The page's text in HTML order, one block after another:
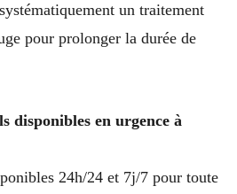
un traitement
pour prolonger la durée de
disponibles en urgence à
24h/24 et 7j/7 pour toute